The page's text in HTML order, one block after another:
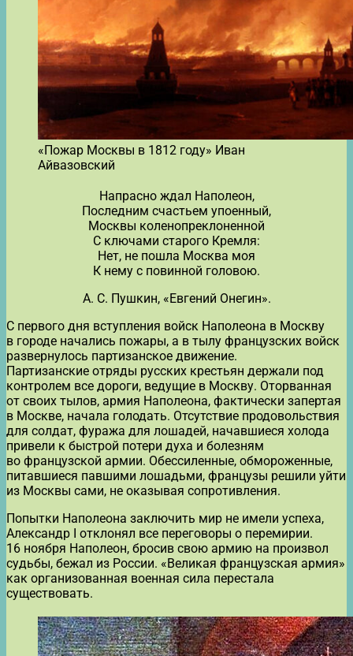
«Пожар Москвы в 1812 году» Иван
Айвазовский
Напрасно ждал Наполеон,
Последним счастьем упоенный,
Москвы коленопреклоненной
С ключами старого Кремля:
Нет, не пошла Москва моя
К нему с повинной головою.
А. С. Пушкин, «Евгений Онегин».
С первого дня вступления войск Наполеона в Москву
в городе начались пожары, а в тылу французских войск
развернулось партизанское движение.
Партизанские отряды русских крестьян держали под
контролем все дороги, ведущие в Москву. Оторванная
от своих тылов, армия Наполеона, фактически запертая
в Москве, начала голодать. Отсутствие продовольствия
для солдат, фуража для лошадей, начавшиеся холода
привели к быстрой потери духа и болезням
во французской армии. Обессиленные, обмороженные,
питавшиеся павшими лошадьми, французы решили уйти
из Москвы сами, не оказывая сопротивления.
Попытки Наполеона заключить мир не имели успеха,
Александр I отклонял все переговоры о перемирии.
16 ноября Наполеон, бросив свою армию на произвол
судьбы, бежал из России. «Великая французская армия»
как организованная военная сила перестала
существовать.